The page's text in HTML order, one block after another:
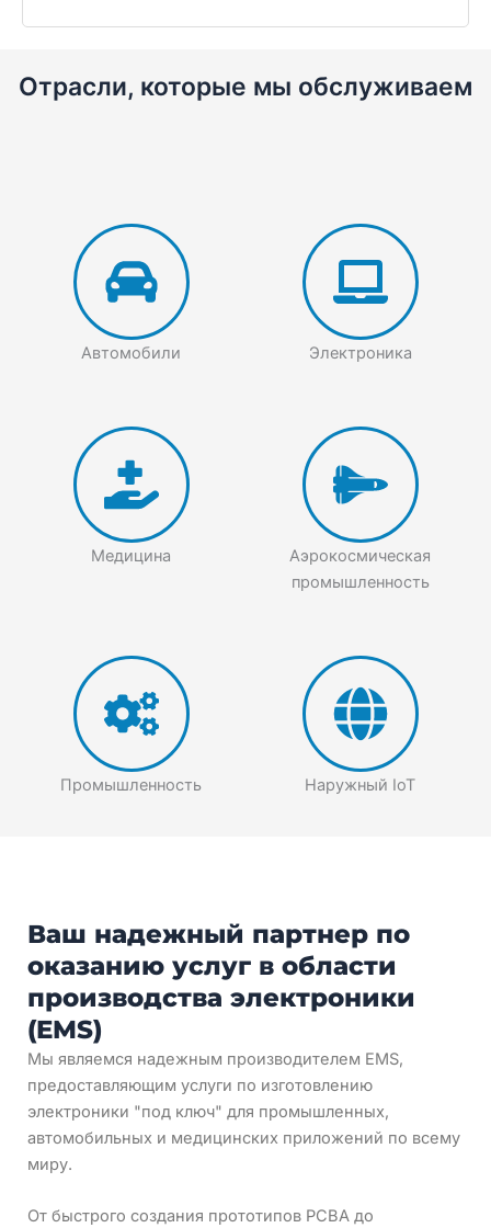
Отрасли, которые мы обслуживаем
Автомобили Электроника
Медицина
Аэрокосмическая
промышленность
Промышленность Наружный IoT
Ваш надежный партнер по
оказанию услуг в области
производства электроники
(EMS)
Мы являемся надежным производителем EMS,
предоставляющим услуги по изготовлению
электроники "под ключ" для промышленных,
автомобильных и медицинских приложений по всему
миру.
От быстрого создания прототипов PCBA до